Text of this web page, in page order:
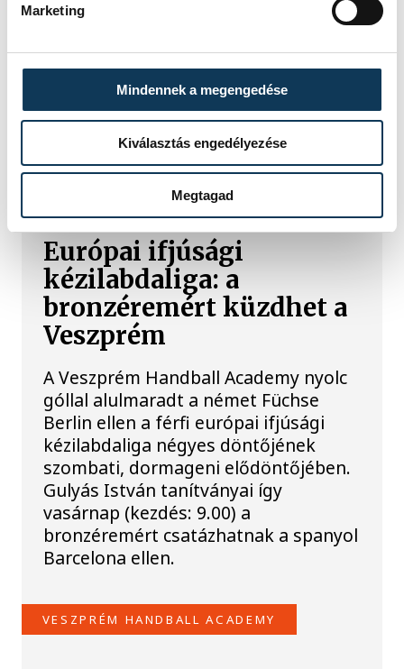
Marketing
Mindennek a megengedése
Kiválasztás engedélyezése
Megtagad
A Veszprém Handball Academy nagy
csatában szenvedett kétgólos
vereséget a spanyol Barcelona ellen a
férfi európai ifjúsági kézilabdaliga
vasárnap délelőtti bronzmeccsén.
Európai ifjúsági
kézilabdaliga: a
bronzéremért küzdhet a
Veszprém
A Veszprém Handball Academy nyolc
góllal alulmaradt a német Füchse
Berlin ellen a férfi európai ifjúsági
kézilabdaliga négyes döntőjének
szombati, dormageni elődöntőjében.
Gulyás István tanítványai így
vasárnap (kezdés: 9.00) a
bronzéremért csatázhatnak a spanyol
Barcelona ellen.
VESZPRÉM HANDBALL ACADEMY